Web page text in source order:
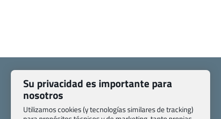
Quienes somos
Contacto
Su privacidad es importante para
nosotros
Utilizamos cookies (y tecnologías similares de tracking)